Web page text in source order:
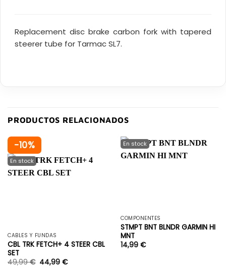
Replacement disc brake carbon fork with tapered
steerer tube for Tarmac SL7.
PRODUCTOS RELACIONADOS
-10%
CABLES Y FUNDAS
CBL TRK FETCH+ 4 STEER CBL
SET
49,99€ 44,99€
COMPONENTES
STMPT BNT BLNDR GARMIN HI
MNT
14,99 €